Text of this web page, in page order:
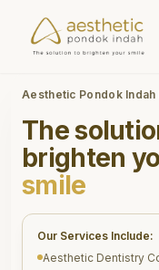
Aesthetic Pondok Indah
The
brighten
smile
Our Services Include:
Aesthetic Dentistry